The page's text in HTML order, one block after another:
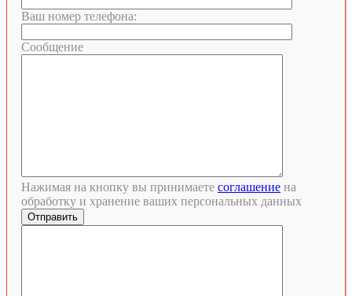
Ваш номер телефона:
Сообщение
Нажимая на кнопку вы принимаете соглашение на
обработку и хранение ваших персональных данных